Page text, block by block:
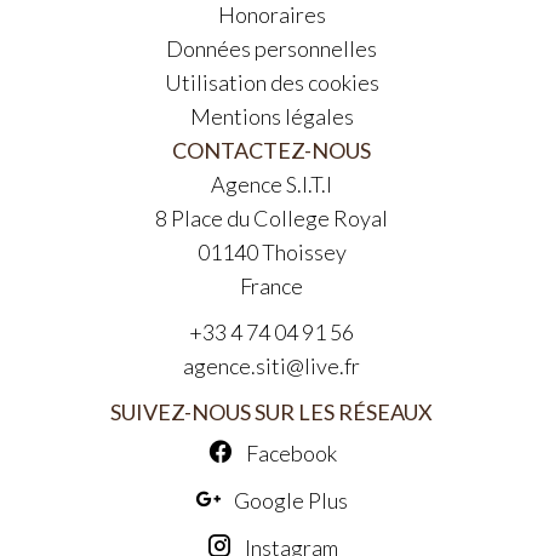
Honoraires
Données personnelles
Utilisation des cookies
Mentions légales
CONTACTEZ-NOUS
Agence S.I.T.I
8 Place du College Royal
01140Thoissey
France
+33 4 74 04 91 56
agence.siti@live.fr
SUIVEZ-NOUS SUR LES RÉSEAUX
Facebook
Google Plus
Instagram